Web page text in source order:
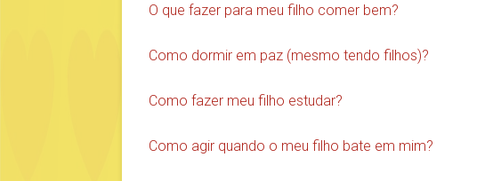
O que fazer para meu filho comer bem?
Como dormir em paz (mesmo tendo filhos)?
Como fazer meu filho estudar?
Como agir quando o meu filho bate em mim?